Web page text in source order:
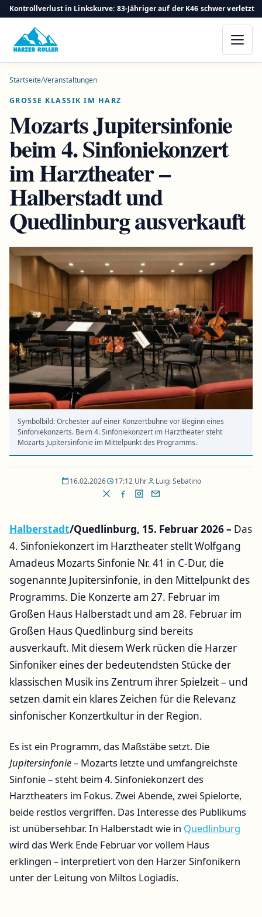
Kontrollverlust in Linkskurve: 83-Jähriger auf der K46 schwer verletzt
Startseite/Veranstaltungen
GROSSE KLASSIK IM HARZ
Mozarts Jupitersinfonie
beim 4. Sinfoniekonzert
im Harztheater –
Halberstadt und
Quedlinburg ausverkauft
Symbolbild: Orchester auf einer Konzertbühne vor Beginn eines
Sinfoniekonzerts. Beim 4. Sinfoniekonzert im Harztheater steht
Mozarts Jupitersinfonie im Mittelpunkt des Programms.
16.02.2026 17:12 Uhr Luigi Sebatino
Halberstadt/Quedlinburg, 15. Februar 2026 – Das
4. Sinfoniekonzert im Harztheater stellt Wolfgang
Amadeus Mozarts Sinfonie Nr. 41 in C-Dur, die
sogenannte Jupitersinfonie, in den Mittelpunkt des
Programms. Die Konzerte am 27. Februar im
Großen Haus Halberstadt und am 28. Februar im
Großen Haus Quedlinburg sind bereits
ausverkauft. Mit diesem Werk rücken die Harzer
Sinfoniker eines der bedeutendsten Stücke der
klassischen Musik ins Zentrum ihrer Spielzeit – und
setzen damit ein klares Zeichen für die Relevanz
sinfonischer Konzertkultur in der Region.
Es ist ein Programm, das Maßstäbe setzt. Die
Jupitersinfonie– Mozarts letzte und umfangreichste
Sinfonie – steht beim 4. Sinfoniekonzert des
Harztheaters im Fokus. Zwei Abende, zwei Spielorte,
beide restlos vergriffen. Das Interesse des Publikums
ist unübersehbar. In Halberstadt wie in Quedlinburg
wird das Werk Ende Februar vor vollem Haus
erklingen – interpretiert von den Harzer Sinfonikern
unter der Leitung von Miltos Logiadis.